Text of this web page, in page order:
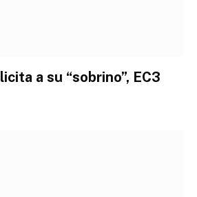
a su “sobrino”, EC3